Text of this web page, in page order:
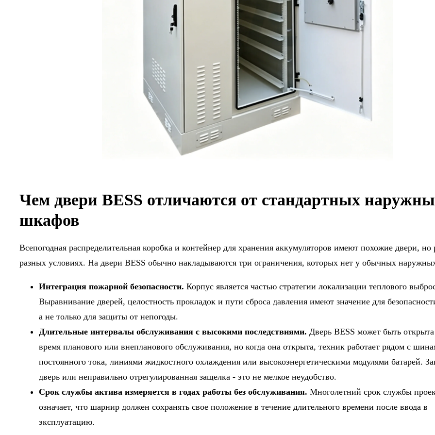
Чем двери BESS отличаются от стандартных
шкафов
Всепогодная распределительная коробка и контейнер для хранения аккумуляторов имеют похожие двери, но
разных условиях. На двери BESS обычно накладываются три ограничения, которых нет у обычных
Интеграция пожарной безопасности. Корпус является частью стратегии локализации теплового
Выравнивание дверей, целостность прокладок и пути сброса давления имеют значение для
а не только для защиты от непогоды.
Длительные интервалы обслуживания с высокими последствиями. Дверь BESS может быть
время планового или внепланового обслуживания, но когда она открыта, техник работает рядом с
постоянного тока, линиями жидкостного охлаждения или высокоэнергетическими модулями батарей.
дверь или неправильно отрегулированная защелка - это не мелкое неудобство.
Срок службы актива измеряется в годах работы без обслуживания. Многолетний срок службы
означает, что шарнир должен сохранять свое положение в течение длительного времени после ввода в
эксплуатацию.